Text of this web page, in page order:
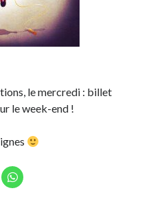
le mercredi : billet
le week-end !